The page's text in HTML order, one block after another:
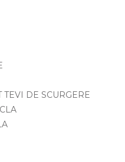
DE SCURGERE